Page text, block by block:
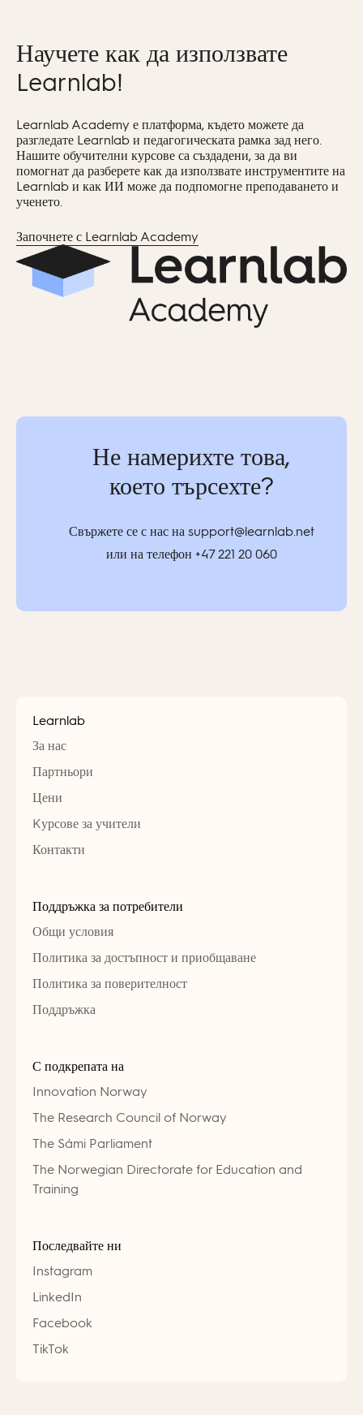
Научете как да използвате
Learnlab!
Learnlab Academy е платформа, където можете да
разгледате Learnlab и педагогическата рамка зад него.
Нашите обучителни курсове са създадени, за да ви
помогнат да разберете как да използвате инструментите на
Learnlab и как ИИ може да подпомогне преподаването и
ученето.
Започнете с Learnlab Academy
Не намерихте това,
което търсехте?
Свържете се с нас на support@learnlab.net
или на телефон +47 221 20 060
Learnlab
За нас
Партньори
Цени
Kурсове за учители
Контакти
Поддръжка за потребители
Общи условия
Политика за достъпност и приобщаване
Политика за поверителност
Поддръжка
С подкрепата на
Innovation Norway
The Research Council of Norway
The Sámi Parliament
The Norwegian Directorate for Education and
Training
Последвайте ни
Instagram
LinkedIn
Facebook
TikTok